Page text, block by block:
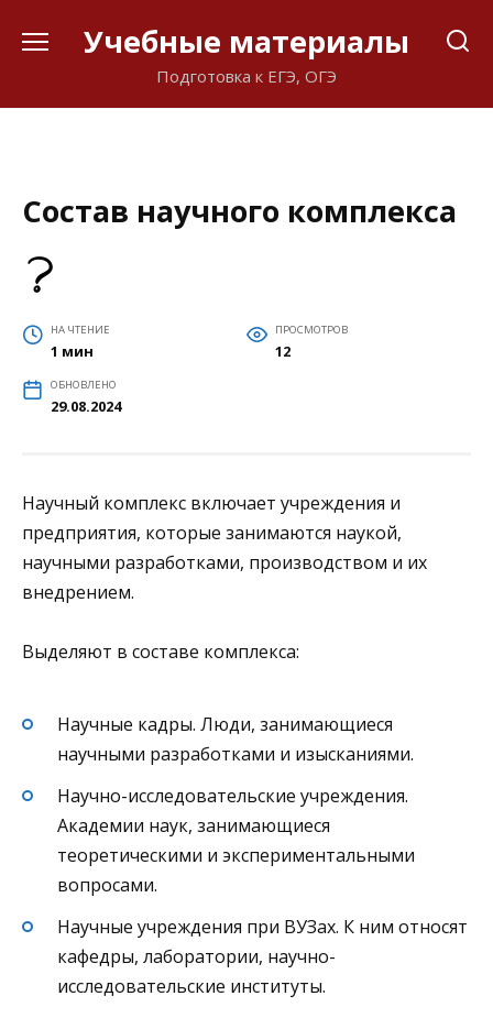
Учебные материалы
Подготовка к ЕГЭ, ОГЭ
Состав научного комплекса
НА ЧТЕНИЕ
1 мин
ПРОСМОТРОВ
12
ОБНОВЛЕНО
29.08.2024
Научный комплекс включает учреждения и
предприятия, которые занимаются наукой,
научными разработками, производством и их
внедрением.
Выделяют в составе комплекса:
Научные кадры. Люди, занимающиеся
научными разработками и изысканиями.
Научно-исследовательские учреждения.
Академии наук, занимающиеся
теоретическими и экспериментальными
вопросами.
Научные учреждения при ВУЗах. К ним относят
кафедры, лаборатории, научно-
исследовательские институты.